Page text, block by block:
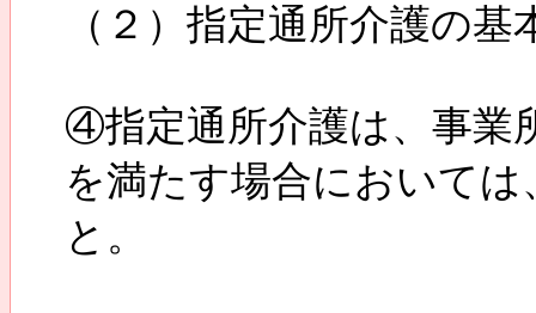
（２）指定通所介護の
④指定通所介護は、事業
を満たす場合において
と。